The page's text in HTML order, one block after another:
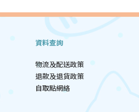
資料查詢
物流及配送政策
退款及退貨政策
自取點網絡